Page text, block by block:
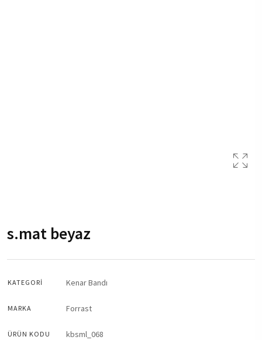
s.mat beyaz
KATEGORI Kenar Bandı
MARKA Forrast
ÜRÜN KODU kbsml_068